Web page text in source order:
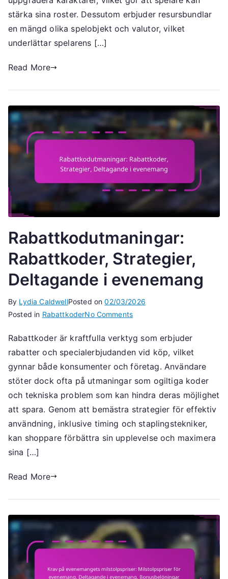
stärka sina roster. Dessutom erbjuder resursbundlar
en mängd olika spelobjekt och valutor, vilket
underlättar spelarens […]
Read More
Rabattkodutmaningar:
Rabattkoder, Strategier,
Deltagande i evenemang
By Lydia CaldwellPosted on02/03/2026
Posted in RabattkoderNo Commentson
Rabattkoder,
Strategier,
Deltagande
evenemang
Rabattkoder är kraftfulla verktyg som erbjuder
rabatter och specialerbjudanden vid köp, vilket
gynnar både konsumenter och företag. Användare
stöter dock ofta på utmaningar som ogiltiga koder
och tekniska problem som kan hindra deras möjlighet
att spara. Genom att bemästra strategier för effektiv
användning, inklusive timing och staplingstekniker,
kan shoppare förbättra sin upplevelse och maximera
sina […]
Read More